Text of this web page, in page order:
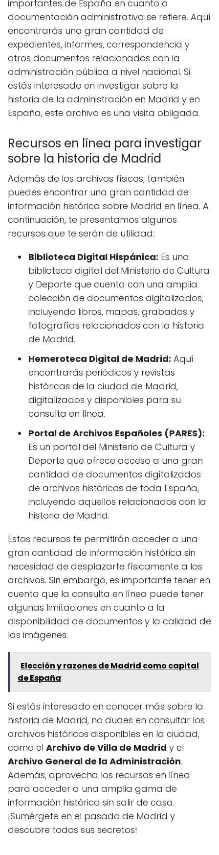
importantes de España en cuanto a
documentación administrativa se refiere. Aquí
encontrarás una gran cantidad de
expedientes, informes, correspondencia y
otros documentos relacionados con la
administración pública a nivel nacional. Si
estás interesado en investigar sobre la
historia de la administración en Madrid y en
España, este archivo es una visita obligada.
Recursos en línea para investigar
sobre la historia de Madrid
Además de los archivos físicos, también
puedes encontrar una gran cantidad de
información histórica sobre Madrid en línea. A
continuación, te presentamos algunos
recursos que te serán de utilidad:
Biblioteca Digital Hispánica: Es una
biblioteca digital del Ministerio de Cultura
y Deporte que cuenta con una amplia
colección de documentos digitalizados,
incluyendo libros, mapas, grabados y
fotografías relacionados con la historia
de Madrid.
Hemeroteca Digital de Madrid: Aquí
encontrarás periódicos y revistas
históricas de la ciudad de Madrid,
digitalizados y disponibles para su
consulta en línea.
Portal de Archivos Españoles (PARES):
Es un portal del Ministerio de Cultura y
Deporte que ofrece acceso a una gran
cantidad de documentos digitalizados
de archivos históricos de toda España,
incluyendo aquellos relacionados con la
historia de Madrid.
Estos recursos te permitirán acceder a una
gran cantidad de información histórica sin
necesidad de desplazarte físicamente a los
archivos. Sin embargo, es importante tener en
cuenta que la consulta en línea puede tener
algunas limitaciones en cuanto a la
disponibilidad de documentos y la calidad de
las imágenes.
Elección y razones de Madrid como capital
de España
Si estás interesado en conocer más sobre la
historia de Madrid, no dudes en consultar los
archivos históricos disponibles en la ciudad,
como el Archivo de Villa de Madrid y el
Archivo General de la Administración.
Además, aprovecha los recursos en línea
para acceder a una amplia gama de
información histórica sin salir de casa.
¡Sumérgete en el pasado de Madrid y
descubre todos sus secretos!